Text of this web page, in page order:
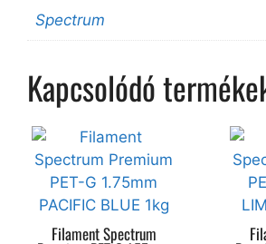
Spectrum
Kapcsolódó
Filament Spectrum